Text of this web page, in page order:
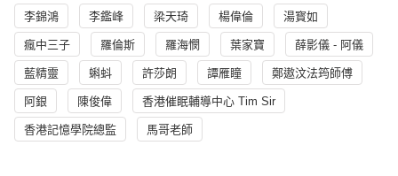
李錦鴻 李鑑峰 梁天琦 楊偉倫 湯寳如
瘋中三子 羅倫斯 羅海憫 葉家寶 薛影儀 - 阿儀
藍精靈 蝌蚪 許莎朗 譚雁瞳 鄭遨汶法筠師傅
阿銀 陳俊偉 香港催眠輔導中心 Tim Sir
香港記憶學院總監 馬哥老師